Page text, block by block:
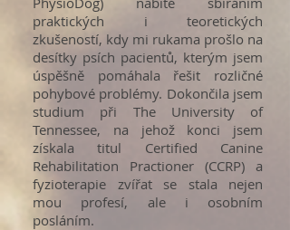
praktických i teoretických
zkušeností, kdy mi rukama prošlo na
desítky psích pacientů, kterým jsem
úspěšně pomáhala řešit rozličné
pohybové problémy. Dokončila jsem
studium při The University of
Tennessee, na jehož konci jsem
získala titul Certified Canine
Rehabilitation Practioner (CCRP) a
fyzioterapie zvířat se stala nejen
mou profesí, ale i osobním
posláním.